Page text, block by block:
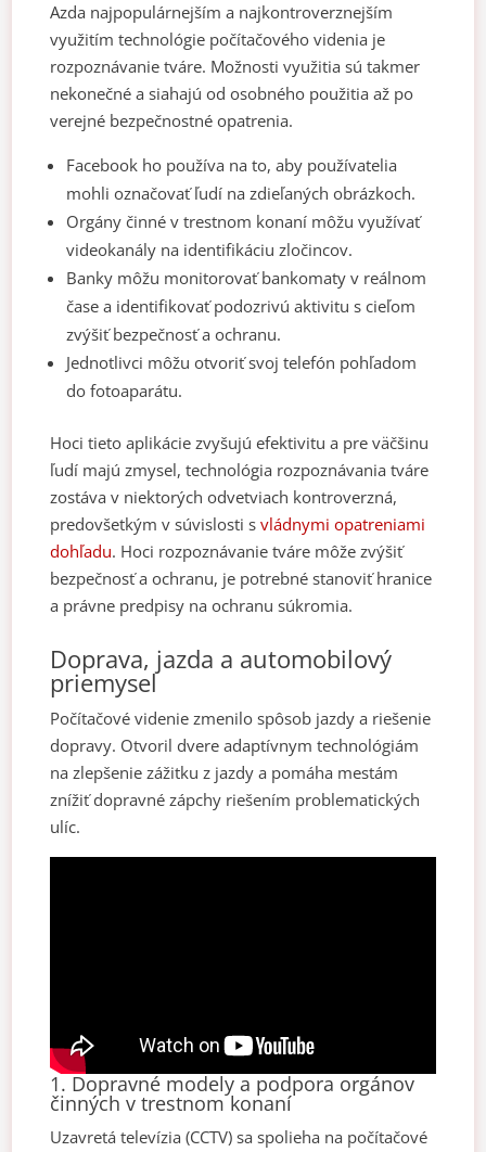
Azda najpopulárnejším a najkontroverznejším
využitím technológie počítačového videnia je
rozpoznávanie tváre. Možnosti využitia sú takmer
nekonečné a siahajú od osobného použitia až po
verejné bezpečnostné opatrenia.
Facebook ho používa na to, aby používatelia
mohli označovať ľudí na zdieľaných obrázkoch.
Orgány činné v trestnom konaní môžu využívať
videokanály na identifikáciu zločincov.
Banky môžu monitorovať bankomaty v reálnom
čase a identifikovať podozrivú aktivitu s cieľom
zvýšiť bezpečnosť a ochranu.
Jednotlivci môžu otvoriť svoj telefón pohľadom
do fotoaparátu.
Hoci tieto aplikácie zvyšujú efektivitu a pre väčšinu
ľudí majú zmysel, technológia rozpoznávania tváre
zostáva v niektorých odvetviach kontroverzná,
predovšetkým v súvislosti svládnymi opatreniami
dohľadu. Hoci rozpoznávanie tváre môže zvýšiť
bezpečnosť a ochranu, je potrebné stanoviť hranice
a právne predpisy na ochranu súkromia.
Doprava, jazda a automobilový
priemysel
Počítačové videnie zmenilo spôsob jazdy a riešenie
dopravy. Otvoril dvere adaptívnym technológiám
na zlepšenie zážitku z jazdy a pomáha mestám
znížiť dopravné zápchy riešením problematických
ulíc.
1. Dopravné modely a podpora orgánov
činných v trestnom konaní
Uzavretá televízia (CCTV) sa spolieha na počítačové